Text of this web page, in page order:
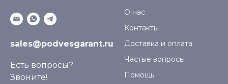
sales@podvesgarant.ru
Есть вопросы?
Звоните!
О нас
Контакты
Доставка и оплата
Частые вопросы
Помощь